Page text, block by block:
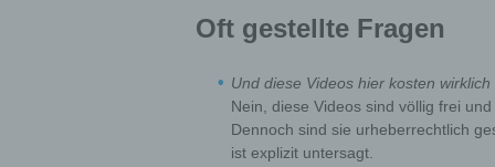
Oft gestellte Fragen
Und diese Videos hier kosten wirklich
Nein, diese Videos sind völlig frei
Dennoch sind sie urheberrechtlich
ist explizit untersagt.